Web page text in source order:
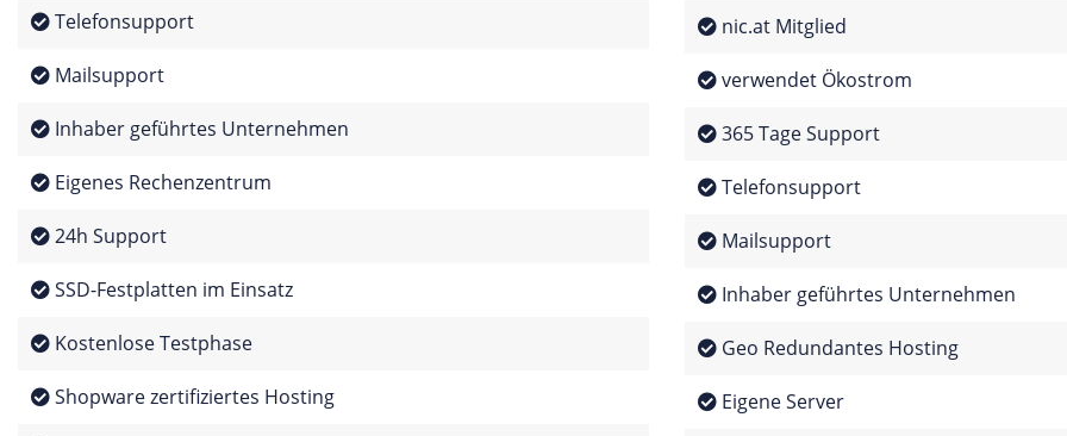
Telefonsupport
Mailsupport
Inhaber geführtes Unternehmen
Eigenes Rechenzentrum
24h Support
SSD-Festplatten im Einsatz
Kostenlose Testphase
Shopware zertifiziertes Hosting
nic.at Mitglied
verwendet Ökostrom
365 Tage Support
Telefonsupport
Mailsupport
Inhaber geführtes Unternehmen
Geo Redundantes Hosting
Eigene Server